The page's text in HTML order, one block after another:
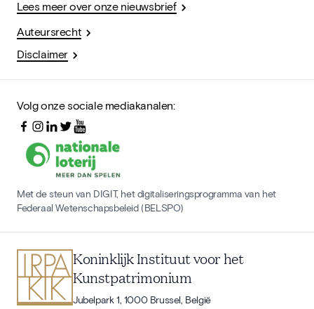
Lees meer over onze nieuwsbrief
Auteursrecht
Disclaimer
Volg onze sociale mediakanalen:
Met de steun van DIGIT, het digitaliseringsprogramma van het
Federaal Wetenschapsbeleid (BELSPO)
Koninklijk Instituut voor het
Kunstpatrimonium
Jubelpark 1, 1000 Brussel, België